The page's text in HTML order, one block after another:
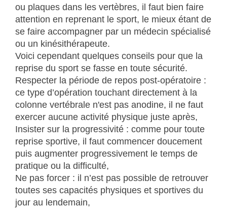
ou plaques dans les vertèbres, il faut bien faire
attention en reprenant le sport, le mieux étant de
se faire accompagner par un médecin spécialisé
ou un kinésithérapeute.
Voici cependant quelques conseils pour que la
reprise du sport se fasse en toute sécurité.
Respecter la période de repos post-opératoire :
ce type d’opération touchant directement à la
colonne vertébrale n'est pas anodine, il ne faut
exercer aucune activité physique juste après,
Insister sur la progressivité : comme pour toute
reprise sportive, il faut commencer doucement
puis augmenter progressivement le temps de
pratique ou la difficulté,
Ne pas forcer : il n’est pas possible de retrouver
toutes ses capacités physiques et sportives du
jour au lendemain,